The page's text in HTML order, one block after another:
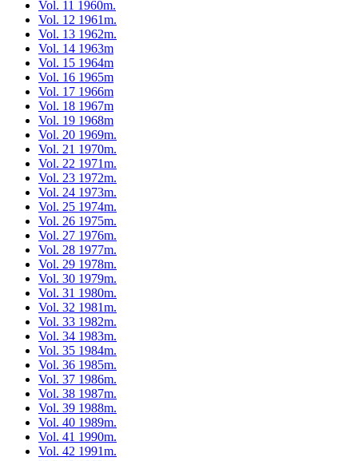
Vol. 11 1960m.
Vol. 12 1961m.
Vol. 13 1962m.
Vol. 14 1963m
Vol. 15 1964m
Vol. 16 1965m
Vol. 17 1966m
Vol. 18 1967m
Vol. 19 1968m
Vol. 20 1969m.
Vol. 21 1970m.
Vol. 22 1971m.
Vol. 23 1972m.
Vol. 24 1973m.
Vol. 25 1974m.
Vol. 26 1975m.
Vol. 27 1976m.
Vol. 28 1977m.
Vol. 29 1978m.
Vol. 30 1979m.
Vol. 31 1980m.
Vol. 32 1981m.
Vol. 33 1982m.
Vol. 34 1983m.
Vol. 35 1984m.
Vol. 36 1985m.
Vol. 37 1986m.
Vol. 38 1987m.
Vol. 39 1988m.
Vol. 40 1989m.
Vol. 41 1990m.
Vol. 42 1991m.